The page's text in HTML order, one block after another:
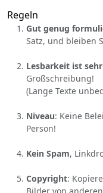
Regeln
Gut genug
Satz, und bleiben
Lesbarkeit ist
Großschreibung!
(Lange Texte
Niveau: Keine
Person!
Kein Spam,
Copyright: